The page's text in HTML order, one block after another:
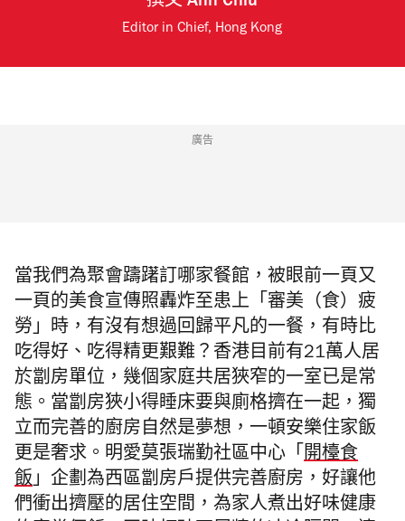
Editor in Chief, Hong Kong
廣告
當我們為聚會躊躇訂哪家餐館，被眼前一頁又
一頁的美食宣傳照轟炸至患上「審美（食）疲
勞」時，有沒有想過回歸平凡的一餐，有時比
吃得好、吃得精更艱難？香港目前有21萬人居
於劏房單位，幾個家庭共居狹窄的一室已是常
態。當劏房狹小得睡床要與廁格擠在一起，獨
立而完善的廚房自然是夢想，一頓安樂住家飯
更是奢求。明愛莫張瑞勤社區中心「 開檯食
飯」企劃為西區劏房戶提供完善廚房，好讓他
們衝出擠壓的居住空間，為家人煮出好味健康